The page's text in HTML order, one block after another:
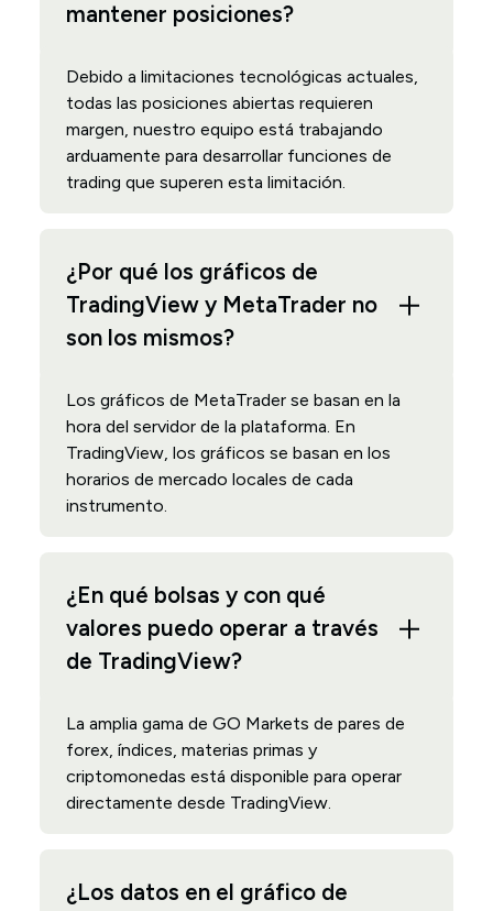
mantener posiciones?
Debido a limitaciones tecnológicas actuales,
todas las posiciones abiertas requieren
margen, nuestro equipo está trabajando
arduamente para desarrollar funciones de
trading que superen esta limitación.
¿Por qué los gráficos de
TradingView y MetaTrader no
son los mismos?
Los gráficos de MetaTrader se basan en la
hora del servidor de la plataforma. En
TradingView, los gráficos se basan en los
horarios de mercado locales de cada
instrumento.
¿En qué bolsas y con qué
valores puedo operar a través
de TradingView?
La amplia gama de GO Markets de pares de
forex, índices, materias primas y
criptomonedas está disponible para operar
directamente desde TradingView.
¿Los datos en el gráfico de